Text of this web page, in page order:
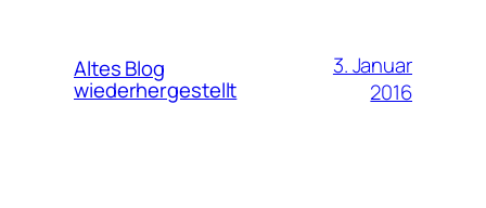
Altes Blog
wiederhergestellt
3. Januar
2016